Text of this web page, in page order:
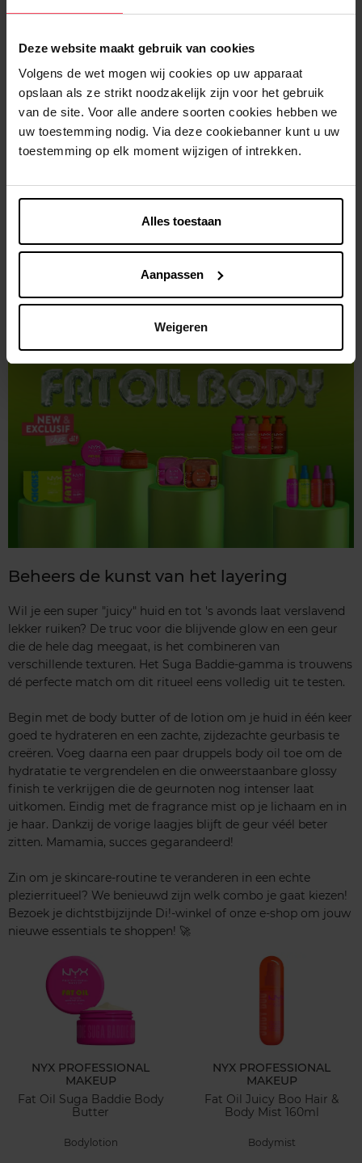
Deze website maakt gebruik van cookies
Volgens de wet mogen wij cookies op uw apparaat
opslaan als ze strikt noodzakelijk zijn voor het gebruik
van de site. Voor alle andere soorten cookies hebben we
uw toestemming nodig. Via deze cookiebanner kunt u uw
toestemming op elk moment wijzigen of intrekken.
Alles toestaan
Aanpassen
Weigeren
NYX PROFESSIONAL
Fat Oil Body Lotion - Suga
Baddie
In winkelmandje
NYX PROFESSIONAL
Butt Sheet Mask - Coconut
Cutie
€ 9,99
Beheers de kunst van het layering
Wil je een super "juicy" huid en tot 's avonds laat verslavend
lekker ruiken? De truc voor die blijvende glow en een geur
die de hele dag meegaat, is het combineren van
verschillende texturen. Het Suga Baddie-gamma is trouwens
dé perfecte match om dit ritueel eens volledig uit te testen.
Begin met de body butter of de lotion om je huid in één keer
goed te hydrateren en een zachte, zijdezachte geurbasis te
creëren. Voeg daarna een paar druppels body oil toe om de
hydratatie te vergrendelen en die onweerstaanbare glossy
finish te verkrijgen die de geurnoten nog intenser laat
uitkomen. Eindig met de fragrance mist op je lichaam en in
je haar. Dankzij de vorige laagjes blijft de geur véél beter
zitten. Mamamia, succes gegarandeerd!
Zin om je skincare‑routine te veranderen in een echte
plezierritueel? We benieuwd zijn welk combo je gaat kiezen!
Bezoek je dichtstbijzijnde Di!‑winkel of onze e‑shop om jouw
nieuwe essentials te shoppen! 🚀
NYX PROFESSIONAL
MAKEUP
Fat Oil Suga Baddie Body
Butter
Bodylotion
NYX PROFESSIONAL
MAKEUP
Fat Oil Juicy Boo Hair &
Body Mist 160ml
Bodymist